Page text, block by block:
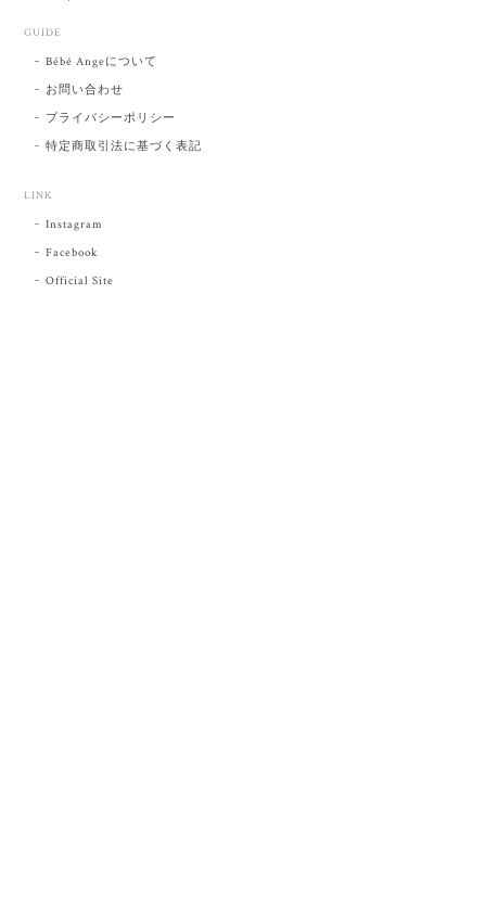
GUIDE
Bébé Angeについて
お問い合わせ
プライバシーポリシー
特定商取引法に基づく表記
LINK
Instagram
Facebook
Official Site